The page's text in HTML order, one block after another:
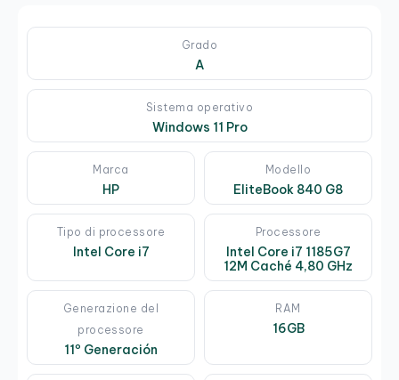
Grado
A
Sistema operativo
Windows 11 Pro
Marca
HP
Modello
EliteBook 840 G8
Tipo di processore
Intel Core i7
Processore
Intel Core i7 1185G7
12M Caché 4,80 GHz
Generazione del
processore
11º Generación
RAM
16GB